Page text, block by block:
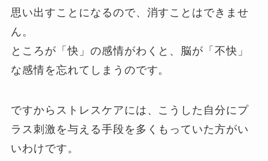
思い出すことになるので、消すことはできませ
ん。
ところが「快」の感情がわくと、脳が「不快」
な感情を忘れてしまうのです。
ですからストレスケアには、こうした自分にプ
ラス刺激を与える手段を多くもっていた方がい
いわけです。